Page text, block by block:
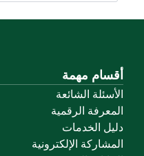
أقسام مهمة
الأسئلة الشائعة
المعرفة الرقمية
دليل الخدمات
المشاركة الإلكترونية